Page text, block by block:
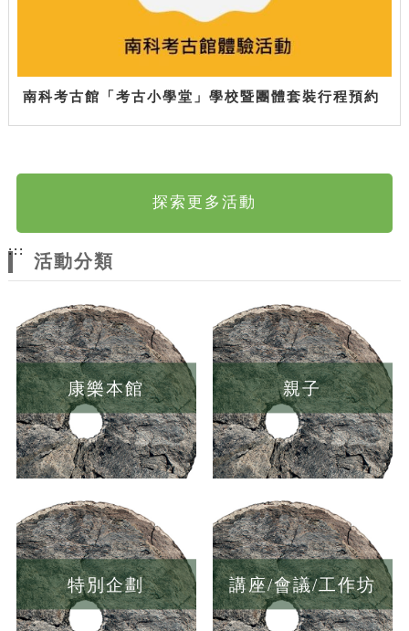
南科考古館「考古小學堂」學校暨團體套裝行程預約
探索更多活動
:::
活動分類
康樂本館 親子
特別企劃 講座/會議/工作坊